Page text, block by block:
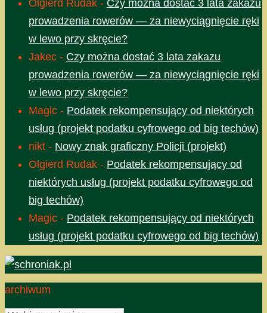
Olgierd Rudak - Czy można dostać 3 lata zakazu
prowadzenia rowerów — za niewyciągnięcie ręki
w lewo przy skręcie?
Jakec - Czy można dostać 3 lata zakazu
prowadzenia rowerów — za niewyciągnięcie ręki
w lewo przy skręcie?
Magic - Podatek rekompensujący od niektórych
usług (projekt podatku cyfrowego od big techów)
nikt - Nowy znak graficzny Policji (projekt)
Olgierd Rudak - Podatek rekompensujący od
niektórych usług (projekt podatku cyfrowego od
big techów)
Magic - Podatek rekompensujący od niektórych
usług (projekt podatku cyfrowego od big techów)
archiwum